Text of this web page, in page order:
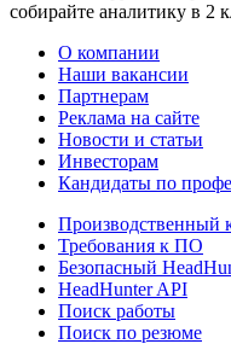
собирайте аналитику в 2
О компании
Наши вакансии
Партнерам
Реклама на сайте
Новости и статьи
Инвесторам
Кандидаты по
Производственный
Требования к ПО
Безопасный
HeadHunter API
Поиск работы
Поиск по резюме